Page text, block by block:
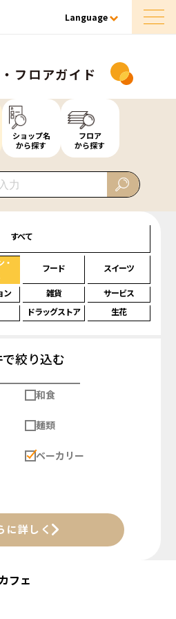
Language
フロアガイド
ショップ名
から探す
フロア
から探す
すべて
・
フード スイーツ
ン 雑貨
サービス
ドラッグストア 生花
絞り込む
和食
麺類
ベーカリー
に詳しく
フェ